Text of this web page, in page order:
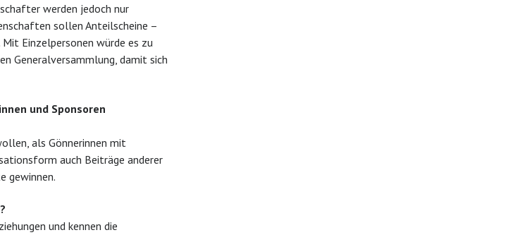
werden jedoch nur
sollen Anteilscheine –
Einzelpersonen würde es zu
Generalversammlung, damit sich
und Sponsoren
als Gönnerinnen mit
auch Beiträge anderer
gewinnen.
und kennen die